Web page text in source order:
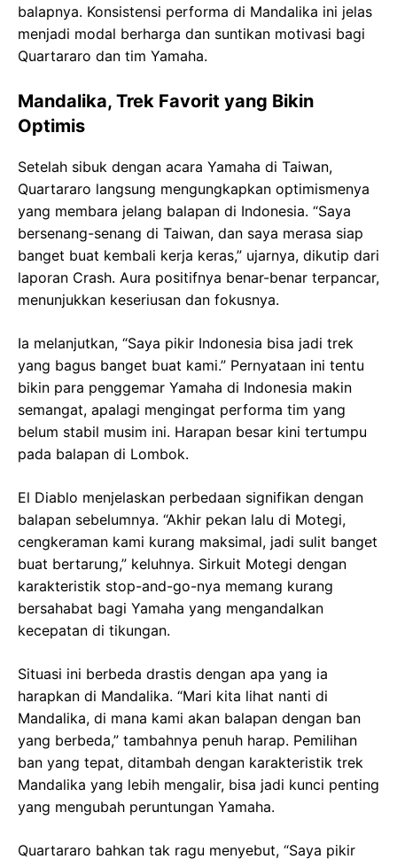
balapnya. Konsistensi performa di Mandalika ini jelas
menjadi modal berharga dan suntikan motivasi bagi
Quartararo dan tim Yamaha.
Mandalika, Trek Favorit yang Bikin
Optimis
Setelah sibuk dengan acara Yamaha di Taiwan,
Quartararo langsung mengungkapkan optimismenya
yang membara jelang balapan di Indonesia. “Saya
bersenang-senang di Taiwan, dan saya merasa siap
banget buat kembali kerja keras,” ujarnya, dikutip dari
laporan Crash. Aura positifnya benar-benar terpancar,
menunjukkan keseriusan dan fokusnya.
Ia melanjutkan, “Saya pikir Indonesia bisa jadi trek
yang bagus banget buat kami.” Pernyataan ini tentu
bikin para penggemar Yamaha di Indonesia makin
semangat, apalagi mengingat performa tim yang
belum stabil musim ini. Harapan besar kini tertumpu
pada balapan di Lombok.
El Diablo menjelaskan perbedaan signifikan dengan
balapan sebelumnya. “Akhir pekan lalu di Motegi,
cengkeraman kami kurang maksimal, jadi sulit banget
buat bertarung,” keluhnya. Sirkuit Motegi dengan
karakteristik stop-and-go-nya memang kurang
bersahabat bagi Yamaha yang mengandalkan
kecepatan di tikungan.
Situasi ini berbeda drastis dengan apa yang ia
harapkan di Mandalika. “Mari kita lihat nanti di
Mandalika, di mana kami akan balapan dengan ban
yang berbeda,” tambahnya penuh harap. Pemilihan
ban yang tepat, ditambah dengan karakteristik trek
Mandalika yang lebih mengalir, bisa jadi kunci penting
yang mengubah peruntungan Yamaha.
Quartararo bahkan tak ragu menyebut, “Saya pikir